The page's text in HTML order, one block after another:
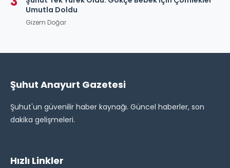
Umutla Doldu
Gizem Doğar
Şuhut Anayurt Gazetesi
Şuhut'un güvenilir haber kaynağı. Güncel haberler, son
dakika gelişmeleri.
Hızlı Linkler